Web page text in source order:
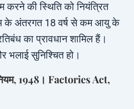
करने की स्थिति को नियंत्रित
के अंतरगत 18 वर्ष से कम आयु के
का प्रावधान शामिल हैं।
भलाई सुनिश्चित हो।
1948। Factories Act,